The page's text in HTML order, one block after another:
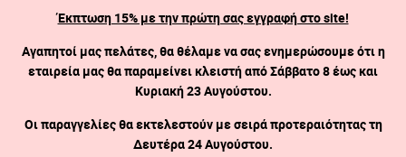
Έκπτωση 15% με την πρώτη σας εγγραφή στο site!
Αγαπητοί μας πελάτες, θα θέλαμε να σας ενημερώσουμε ότι η
εταιρεία μας θα παραμείνει κλειστήαπό Σάββατο 8 έως και
Κυριακή 23 Αυγούστου.
Οι παραγγελίες θα εκτελεστούν με σειρά προτεραιότητας τη
Δευτέρα 24 Αυγούστου.